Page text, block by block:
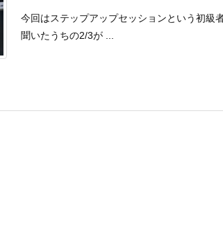
今回はステップアップセッションという初級
聞いたうちの2/3が ...